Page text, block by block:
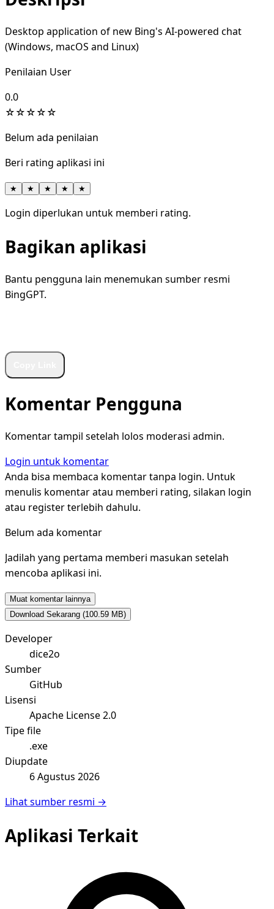
Desktop application of new Bing's AI-powered chat
(Windows, macOS and Linux)
Penilaian User
0.0
☆☆☆☆☆
Belum ada penilaian
Beri rating aplikasi ini
★ ★ ★ ★ ★
Login diperlukan untuk memberi rating.
Bagikan aplikasi
Bantu pengguna lain menemukan sumber resmi
BingGPT.
Komentar Pengguna
Komentar tampil setelah lolos moderasi admin.
Login untuk komentar
Anda bisa membaca komentar tanpa login. Untuk
menulis komentar atau memberi rating, silakan login
atau register terlebih dahulu.
Belum ada komentar
Jadilah yang pertama memberi masukan setelah
mencoba aplikasi ini.
Muat komentar lainnya
Download Sekarang (100.59 MB)
Developer
dice2o
Sumber
GitHub
Lisensi
Apache License 2.0
Tipe file
.exe
Diupdate
6 Agustus 2026
Lihat sumber resmi →
Aplikasi Terkait